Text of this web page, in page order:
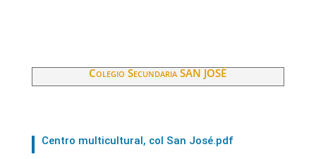
Colegio Secundaria SAN JOSÉ
Centro multicultural, col San José.pdf